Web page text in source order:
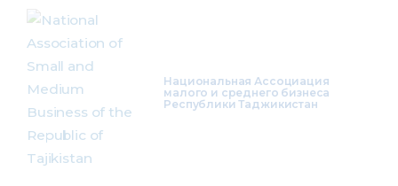
Национальная Ассоциация
малого и среднего бизнеса
Республики Таджикистан
About Us
Activity
Projects
Membership